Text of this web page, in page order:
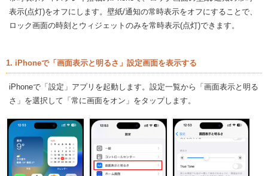
表示(点灯)をオフにします。壁紙/通知の常時表示をオフにすることで、
ロック画面の時刻とウィジェットのみを常時表示(点灯)できます。
1. iPhoneで「画面表示と明るさ」設定画面を表示する
iPhoneで「設定」アプリを起動します。設定一覧から「画面表示と明る
さ」を選択して「常に画面をオン」をタップします。